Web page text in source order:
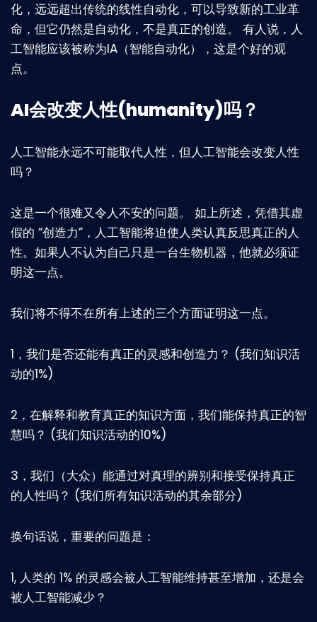
化，远远超出传统的线性自动化，可以导致新的工业革
命，但它仍然是自动化，不是真正的创造。 有人说，人
工智能应该被称为IA（智能自动化），这是个好的观
点。
AI会改变人性(humanity)吗？
人工智能永远不可能取代人性，但人工智能会改变人性
吗？
这是一个很难又令人不安的问题。 如上所述，凭借其虚
假的 “创造力”，人工智能将迫使人类认真反思真正的人
性。如果人不认为自己只是一台生物机器，他就必须证
明这一点。
我们将不得不在所有上述的三个方面证明这一点。
1，我们是否还能有真正的灵感和创造力？ (我们知识活
动的1%)
2，在解释和教育真正的知识方面，我们能保持真正的智
慧吗？ (我们知识活动的10%)
3，我们（大众）能通过对真理的辨别和接受保持真正
的人性吗？ (我们所有知识活动的其余部分)
换句话说，重要的问题是：
1, 人类的 1% 的灵感会被人工智能维持甚至增加，还是会
被人工智能减少？